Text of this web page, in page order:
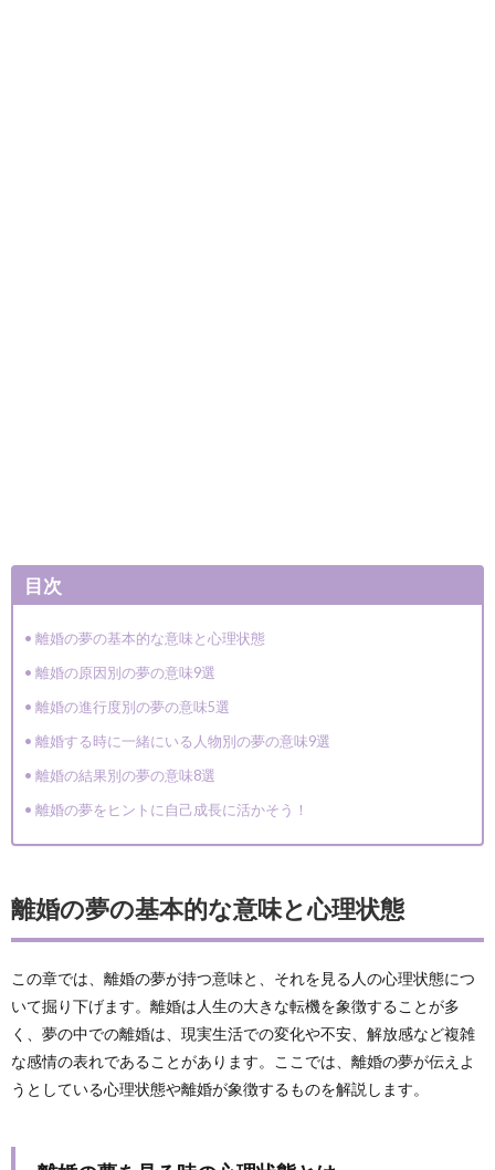
目次
離婚の夢の基本的な意味と心理状態
離婚の原因別の夢の意味9選
離婚の進行度別の夢の意味5選
離婚する時に一緒にいる人物別の夢の意味9選
離婚の結果別の夢の意味8選
離婚の夢をヒントに自己成長に活かそう！
離婚の夢の基本的な意味と心理状態
この章では、離婚の夢が持つ意味と、それを見る人の心理状態につ
いて掘り下げます。離婚は人生の大きな転機を象徴することが多
く、夢の中での離婚は、現実生活での変化や不安、解放感など複雑
な感情の表れであることがあります。ここでは、離婚の夢が伝えよ
うとしている心理状態や離婚が象徴するものを解説します。